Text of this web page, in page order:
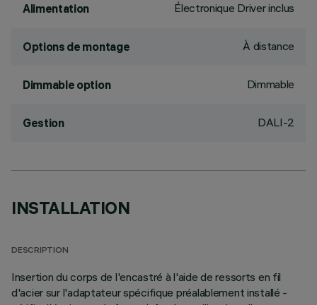
Alimentation Électronique Driver inclus
Options de montage À distance
Dimmable option Dimmable
Gestion DALI-2
INSTALLATION
DESCRIPTION
Insertion du corps de l'encastré à l'aide de ressorts en fil
d'acier sur l'adaptateur spécifique préalablement installé -